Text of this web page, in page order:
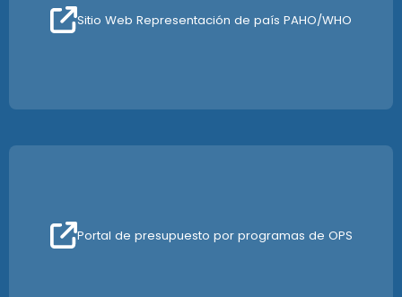
Sitio Web Representación de país PAHO/WHO
Portal de presupuesto por programas de OPS